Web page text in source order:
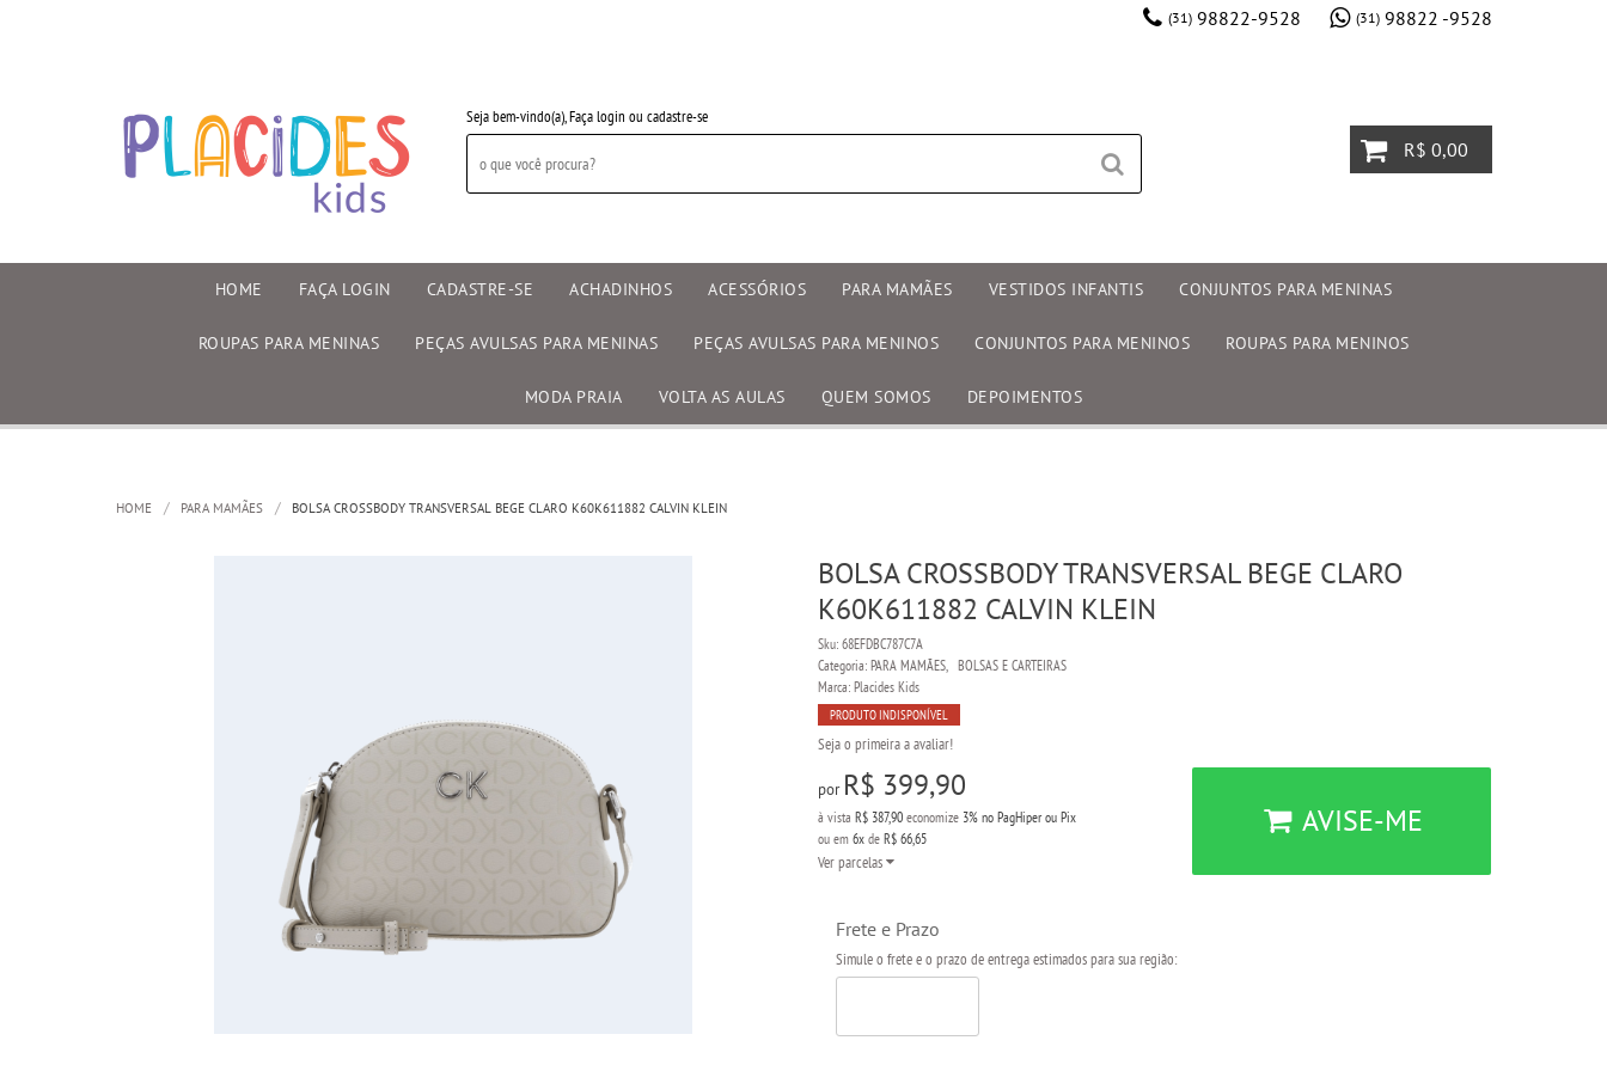
(31)98822-9528 (31)98822 -9528
Seja bem-vindo(a), Faça login ou cadastre-se
R$ 0,00
HOME FAÇA LOGIN CADASTRE-SE ACHADINHOS ACESSÓRIOS PARA MAMÃES VESTIDOS INFANTIS CONJUNTOS PARA MENINAS
ROUPAS PARA MENINAS PEÇAS AVULSAS PARA MENINAS PEÇAS AVULSAS PARA MENINOS CONJUNTOS PARA MENINOS ROUPAS PARA MENINOS
MODA PRAIA VOLTA AS AULAS QUEM SOMOS DEPOIMENTOS
HOME PARA MAMÃES BOLSA CROSSBODY TRANSVERSAL BEGE CLARO K60K611882 CALVIN KLEIN
BOLSA CROSSBODY TRANSVERSAL BEGE CLARO
K60K611882 CALVIN KLEIN
Sku: 68EFDBC787C7A
Categoria: PARA MAMÃES
BOLSAS E CARTEIRAS
Marca: Placides Kids
PRODUTO INDISPONÍVEL
Seja o primeira a avaliar!
por R$ 399,90
à vista R$ 387,90economize 3% no PagHiper ou Pix
ou em 6xde R$ 66,65
Ver parcelas
AVISE-ME
Frete e Prazo
Simule o frete e o prazo de entrega estimados para sua região: